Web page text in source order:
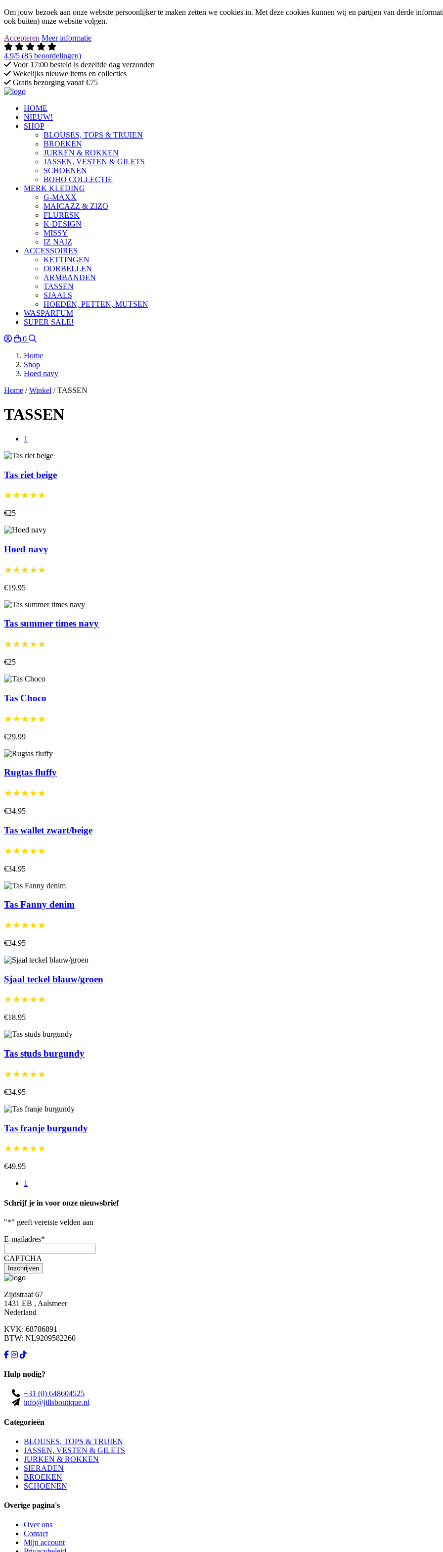
Om jouw bezoek aan onze website persoonlijker te maken zetten we cookies in. Met deze cookies kunnen wij en partijen van derde
ook buiten) onze website volgen.
Accepteren Meer informatie
4.9/5 (85 beoordelingen)
Voor 17:00 besteld is dezelfde dag verzonden
Wekelijks nieuwe items en collecties
Gratis bezorging vanaf €75
HOME
NIEUW!
SHOP
BLOUSES, TOPS & TRUIEN
BROEKEN
JURKEN & ROKKEN
JASSEN, VESTEN & GILETS
SCHOENEN
BOHO COLLECTIE
MERK KLEDING
G-MAXX
MAICAZZ & ZIZO
FLURESK
K-DESIGN
MISSY
IZ NAIZ
ACCESSOIRES
KETTINGEN
OORBELLEN
ARMBANDEN
TASSEN
SJAALS
HOEDEN, PETTEN, MUTSEN
WASPARFUM
SUPER SALE!
0
Home
Shop
Hoed navy
Home / Winkel /TASSEN
TASSEN
1
Tas riet beige
★★★★★
€25
Hoed navy
★★★★★
€19.95
Tas summer times navy
★★★★★
€25
Tas Choco
★★★★★
€29.99
Rugtas fluffy
★★★★★
€34.95
Tas wallet zwart/beige
★★★★★
€34.95
Tas Fanny denim
★★★★★
€34.95
Sjaal teckel blauw/groen
★★★★★
€18.95
Tas studs burgundy
★★★★★
€34.95
Tas franje burgundy
★★★★★
€49.95
1
Schrijf je in voor onze nieuwsbrief
"*" geeft vereiste velden aan
E-mailadres*
CAPTCHA
Zijdstraat 67
1431 EB , Aalsmeer
Nederland
KVK: 68786891
BTW: NL9209582260
Hulp nodig?
+31 (0) 648604525
info@jillsboutique.nl
Categorieën
BLOUSES, TOPS & TRUIEN
JASSEN, VESTEN & GILETS
JURKEN & ROKKEN
SIERADEN
BROEKEN
SCHOENEN
Overige pagina's
Over ons
Contact
Mijn account